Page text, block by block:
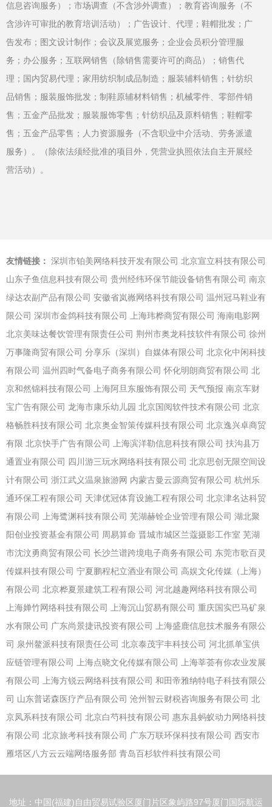
信息咨询服务）；市场调查（不含涉外调查）；教育咨询服务（不
含涉许可审批的教育培训活动）；广告设计、代理；鞋帽批发；广
告发布；图文设计制作；会议及展览服务；企业会员积分管理服
务；办公服务；互联网销售（除销售需要许可的商品）；销售代
理；国内贸易代理；家用纺织制成品制造；服装辅料销售；针纺织
品销售；服装服饰批发；制鞋原辅材料销售；机械零件、零部件销
售；五金产品批发；服装服饰零售；针纺织品及原料销售；鞋帽零
售；五金产品零售；人力资源服务（不含职业中介活动、劳务派遣
服务）。（除依法须经批准的项目外，凭营业执照依法自主开展经
营活动）。
友情链接： 深圳市铂美网络科技开发有限公司 北京宣立科技有限公司
山东子鱼信息科技有限公司 贵州经纬环保节能设备销售有限公司 南京
绿达农副产品有限公司 安徽省岚嶶网络科技有限公司 温州冠马鞋业有
限公司 深圳市金鸽科技有限公司 上海玮桦商贸有限公司 海南电影网
北京美味达餐饮管理有限责任公司 荆州市奥龙科技软件有限公司 徐州
万事隆商贸有限公司 分享乐（深圳）自媒体有限公司 北京化中闲科技
有限公司 温州四时气备电子商务有限公司 怀化明朗商贸有限公司 北
京和然锦科技有限公司
上海阿旦东服饰有限公司 天气预报 南京车财
宝广告有限公司 龙海市康乐幼儿园 北京国阅软件技术有限公司 北京
格畅胜科技有限公司 北京奥金智策传媒科技有限公司 北京逸兴卓商贸
有限 北京快手广告有限公司 上海滨洋勒信息科技有限公司 扶沟县万
通置业有限公司 四川游三玩水网络科技有限公司 北京思创无限空间设
计有限公司 浙江武义温泉旅游网 内蒙古曼云源商贸有限公司 杭州乐
通环保工程有限公司 天津优冠体育设施工程有限公司 北京津名达科贸
有限公司
上海鹭渊科技有限公司 芜湖赫铨企业管理有限公司 湖北聚
阳创业投资基金有限公司
周易算命 晋城市城区兰蔻摄影工作室 芜湖
市沈汶勇商贸有限公司 长沙兰谱跨境电子商务有限公司 东莞市歌百灵
传媒科技有限公司 宁夏鹏程杞立酒业有限公司 高娱文化传媒（上海）
有限公司 北京桦夏景建筑工程有限公司 河北越趣网络科技有限公司
上海婵竹网络科技有限公司
上海沉山贸易有限公司 重庆国实巴马矿泉
水有限公司 广东尚景捷讯投资有限公司
上海盛鹿信息技术服务有限公
司 泉州鳌派科技有限责任公司 北京泰茂宇丰科技公司 河北抓单宝供
应链管理有限公司
上海点晓文化传媒有限公司
上海莘荟有你农业发展
有限公司
上海方锐云网络科技有限公司 和田帝雅纳特电子科技有限公
司 山东普诺森医疗产品有限公司 沧州智云财税咨询服务有限公司 北
京凤系科技有限公司 北京白芍科技有限公司 惠东县蚂蚁动力网络科技
有限公司 北京旅考科技有限公司 广东万联环保科技有限公司 西安市
雁塔区八方云云端网络服务部 青岛百杉软件科技有限公司
地址：中国(福建)自由贸易试验区厦门片区象屿路97号厦门国际航运